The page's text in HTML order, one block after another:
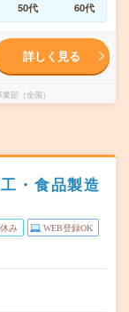
50代 60代
詳しく見る
部（全国）
・食品製造
み WEB登録OK